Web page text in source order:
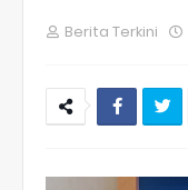
Berita Terkini